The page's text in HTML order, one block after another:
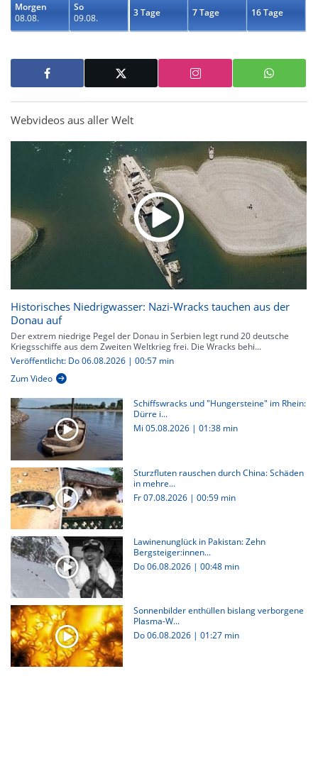
Morgen
08.08.
So
09.08.
3 Tage 7 Tage 16 Tage
Webvideos aus aller Welt
Historisches Niedrigwasser: Nazi-Wracks tauchen aus der
Donau auf
Der extrem niedrige Pegel der Donau in Serbien legt rund 20 deutsche
Kriegsschiffe aus dem Zweiten Weltkrieg frei. Die Wracks behi...
Veröffentlicht: Do 06.08.2026 | 00:57 min
Zum Video
Schiffswracks und "Hungersteine" im Rhein:
Dürre i...
Mi 05.08.2026 | 01:38 min
Sturzfluten rauschen durch China: Schäden
in mehre...
Fr 07.08.2026 | 00:59 min
Lawinenunglück in Pakistan: Zehn
Bergsteiger:innen...
Do 06.08.2026 | 00:48 min
Sonnenbilder enthüllen bislang verborgene
Plasma-W...
Do 06.08.2026 | 01:27 min